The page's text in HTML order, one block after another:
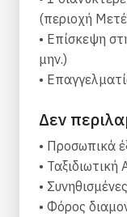
Πρόγραμμα:
1η μέρα:
Κόρινθος,
οδηγούν στη
Το Αρχαίο
διατηρημένο
Μυκήνες:
(περιοχή
• Επίσκεψη
μην.)
•
Δεν
• Προσωπικά
•
•
• Φόρος